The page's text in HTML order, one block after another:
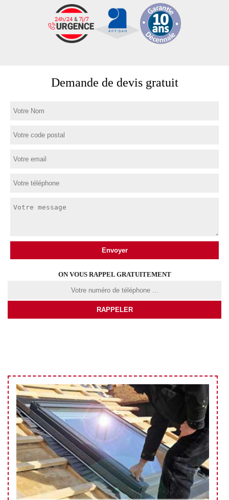
Demande de devis gratuit
ON VOUS RAPPEL GRATUITEMENT